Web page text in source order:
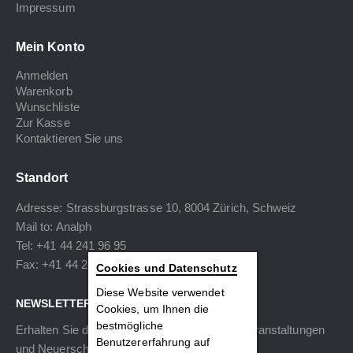
Impressum
Mein Konto
Anmelden
Warenkorb
Wunschliste
Zur Kasse
Kontaktieren Sie uns
Standort
Adresse: Strassburgstrasse 10, 8004 Zürich, Schweiz
Mail to: Analph
Tel: +41 44 241 96 95
Fax: +41 44 240 34 40
NEWSLETTER
Erhalten Sie die neuesten Informationen zu Veranstaltungen
und Neuerscheinungen.
Cookies und Datenschutz
Diese Website verwendet
Cookies, um Ihnen die
bestmögliche
Benutzererfahrung auf